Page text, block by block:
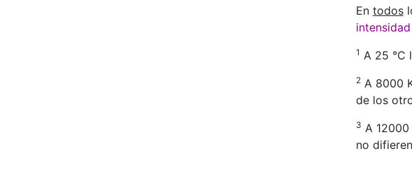
En todos
intensidad
1 A 25 °C
2A 8000
de los
3 A
no